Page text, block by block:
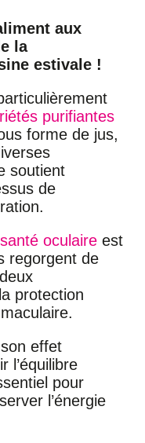
aux
la
estivale !
purifiantes
forme de jus,
soutient
de
santé oculaire est
regorgent de
protection
effet
l’équilibre
pour
l’énergie